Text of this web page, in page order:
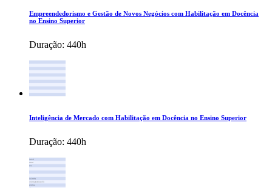
Empreendedorismo e Gestão de Novos Negócios com Habilitação em Docência
no Ensino Superior
Duração: 440h
Inteligência de Mercado com Habilitação em Docência no Ensino Superior
Duração: 440h